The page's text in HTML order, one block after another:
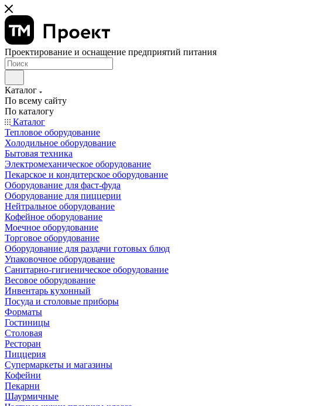
Проектирование и оснащение предприятий питания
Каталог
По всему сайту
По каталогу
Каталог
Тепловое оборудование
Холодильное оборудование
Бытовая техника
Электромеханическое оборудование
Пекарское и кондитерское оборудование
Оборудование для фаст-фуда
Оборудование для пиццерии
Нейтральное оборудование
Кофейное оборудование
Моечное оборудование
Торговое оборудование
Оборудование для раздачи готовых блюд
Упаковочное оборудование
Санитарно-гигиеническое оборудование
Весовое оборудование
Инвентарь кухонный
Посуда и столовые приборы
Форматы
Гостиницы
Столовая
Ресторан
Пиццерия
Супермаркеты и магазины
Кофейни
Пекарни
Шаурмичные